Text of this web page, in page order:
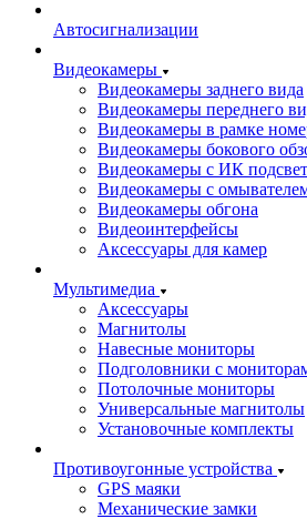
Автосигнализации
Видеокамеры
Видеокамеры заднего вида
Видеокамеры переднего
Видеокамеры в рамке
Видеокамеры бокового
Видеокамеры с ИК
Видеокамеры с
Видеокамеры обгона
Видеоинтерфейсы
Аксессуары для камер
Мультимедиа
Аксессуары
Магнитолы
Навесные мониторы
Подголовники с
Потолочные мониторы
Универсальные магнитолы
Установочные комплекты
Противоугонные устройства
GPS маяки
Механические замки